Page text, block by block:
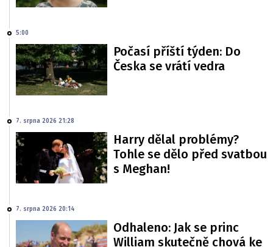
5:00
Počasí příští týden: Do
Česka se vrátí vedra
7. srpna 2026 21:28
Harry dělal problémy?
Tohle se dělo před svatbou
s Meghan!
7. srpna 2026 20:14
Odhaleno: Jak se princ
William skutečně chová ke